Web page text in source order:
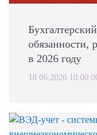
обязанности,
в 2026 году
18.06.2026